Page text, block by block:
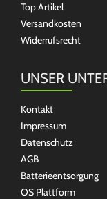
Top Artikel
Versandkosten
Widerrufsrecht
UNSER
Kontakt
Impressum
Datenschutz
AGB
Batterieentsorgung
OS Plattform